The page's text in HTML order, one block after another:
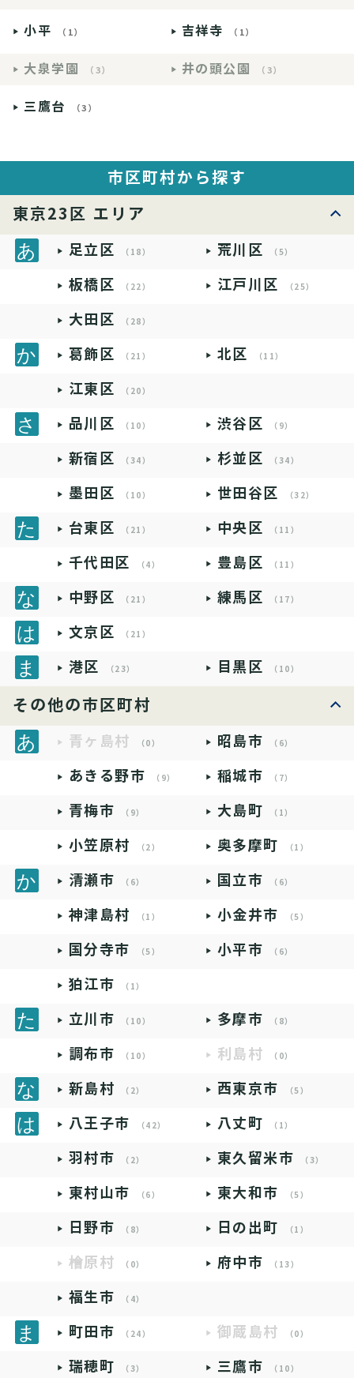
小平 （1） 吉祥寺 （1）
大泉学園 （3） 井の頭公園 （3）
三鷹台 （3）
市区町村から探す
東京23区 エリア
足立区 （18） 荒川区 （5）
板橋区 （22） 江戸川区 （25）
大田区 （28）
葛飾区 （21） 北区 （11）
江東区 （20）
品川区 （10） 渋谷区 （9）
新宿区 （34） 杉並区 （34）
墨田区 （10） 世田谷区 （32）
台東区 （21） 中央区 （11）
千代田区 （4） 豊島区 （11）
中野区 （21） 練馬区 （17）
文京区 （21）
港区 （23） 目黒区 （10）
その他の市区町村
青ヶ島村 （0） 昭島市 （6）
あきる野市 （9） 稲城市 （7）
青梅市 （9） 大島町 （1）
小笠原村 （2） 奥多摩町 （1）
清瀬市 （6） 国立市 （6）
神津島村 （1） 小金井市 （5）
国分寺市 （5） 小平市 （6）
狛江市 （1）
立川市 （10） 多摩市 （8）
調布市 （10） 利島村 （0）
新島村 （2） 西東京市 （5）
八王子市 （42） 八丈町 （1）
羽村市 （2） 東久留米市 （3）
東村山市 （6） 東大和市 （5）
日野市 （8） 日の出町 （1）
檜原村 （0） 府中市 （13）
福生市 （4）
町田市 （24） 御蔵島村 （0）
瑞穂町 （3） 三鷹市 （10）